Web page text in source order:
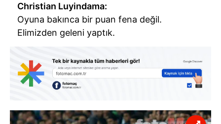
Christian Luyindama:
Oyuna bakınca bir puan fena değil.
Elimizden geleni yaptık.